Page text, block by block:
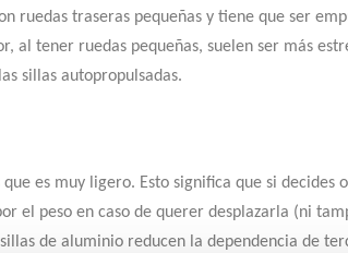
ruedas traseras pequeñas y tiene que ser
al tener ruedas pequeñas, suelen ser más
sillas autopropulsadas.
es muy ligero. Esto significa que si decides
el peso en caso de querer desplazarla (ni
de aluminio reducen la dependencia de